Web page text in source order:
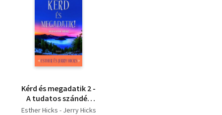
Kérd és megadatik 2 -
A tudatos szándék
megdöbbentő ereje
Esther Hicks - Jerry Hicks